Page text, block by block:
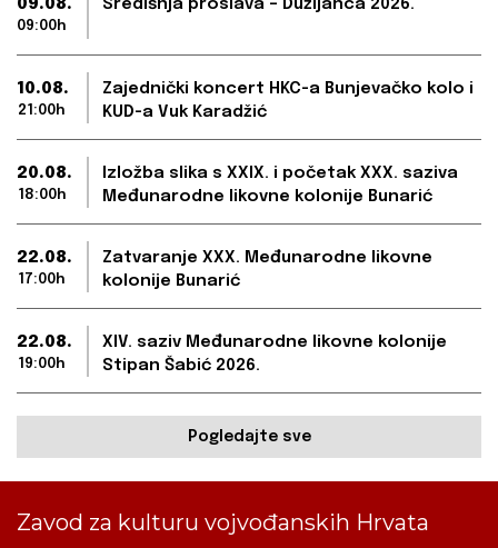
09.08.
09:00h
Središnja proslava – Dužijanca 2026.
10.08.
21:00h
Zajednički koncert HKC-a Bunjevačko kolo i
KUD-a Vuk Karadžić
20.08.
18:00h
Izložba slika s XXIX. i početak XXX. saziva
Međunarodne likovne kolonije Bunarić
22.08.
17:00h
Zatvaranje XXX. Međunarodne likovne
kolonije Bunarić
22.08.
19:00h
XIV. saziv Međunarodne likovne kolonije
Stipan Šabić 2026.
Pogledajte sve
Zavod za kulturu vojvođanskih Hrvata